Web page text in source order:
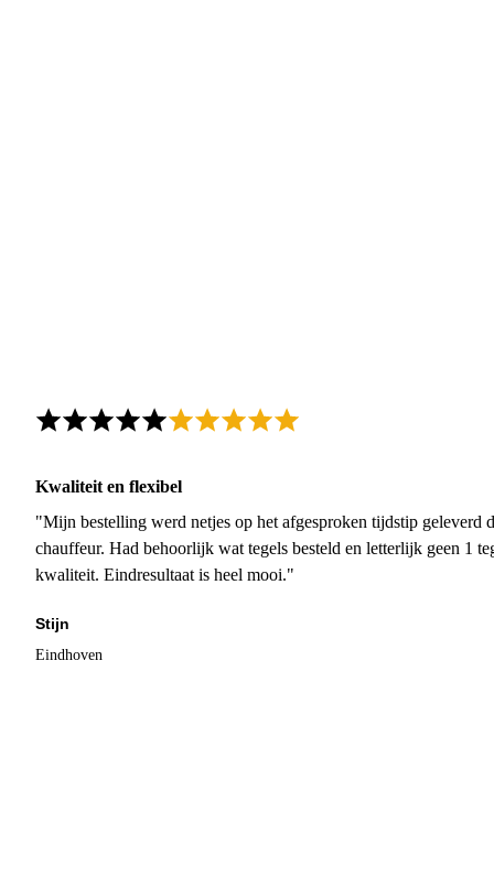
Kwaliteit en flexibel
"Mijn bestelling werd netjes op het afgesproken tijdstip geleverd
chauffeur. Had behoorlijk wat tegels besteld en letterlijk geen 1
kwaliteit. Eindresultaat is heel mooi."
Stijn
Eindhoven